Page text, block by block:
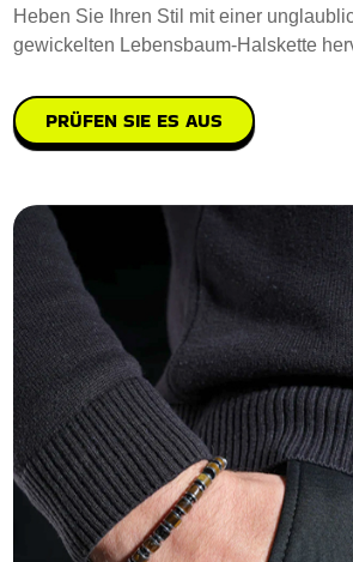
Heben Sie Ihren Stil mit einer
gewickelten Lebensbaum-Halskette
PRÜFEN SIE ES AUS